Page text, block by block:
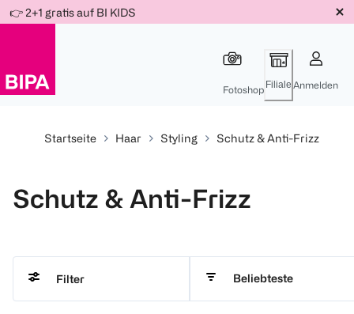
Für
Für
Für
Weiter
zum
👉 2+1 gratis auf BI KIDS
Fotoshop Filiale Anmelden
Startseite Haar Styling Schutz & Anti-Frizz
Schutz & Anti-Frizz
Filter Beliebteste